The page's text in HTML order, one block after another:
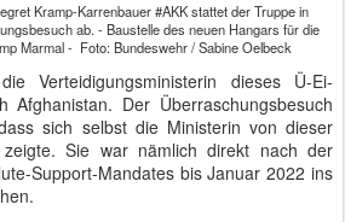
Kramp-Karrenbauer #AKK stattet der Truppe in
ab. - Baustelle des neuen Hangars für die
Marmal - Foto: Bundeswehr / Sabine Oelbeck
Verteidigungsministerin dieses Ü-Ei-
Afghanistan. Der Überraschungsbesuch
sich selbst die Ministerin von dieser
zeigte. Sie war nämlich direkt nach der
Support-Mandates bis Januar 2022 ins